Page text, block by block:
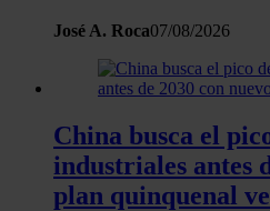
José A. Roca07/08/2026
China busca el
industriales antes
plan quinquenal